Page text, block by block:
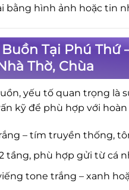
bằng hình ảnh hoặc tin
Tại Phú Thứ
Thờ, Chùa
yếu tố quan trọng là
kỹ để phù hợp với
– tím truyền thống,
tầng, phù hợp gửi từ cá
tone trắng – xanh